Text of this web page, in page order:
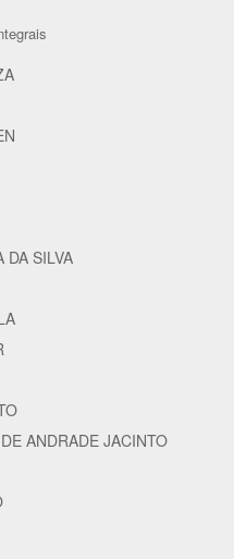
DA SILVA
ANDRADE JACINTO